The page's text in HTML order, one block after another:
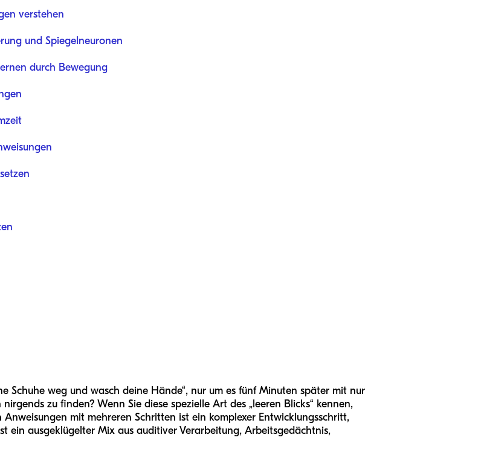
verstehen
und Spiegelneuronen
durch Bewegung
Schuhe weg und wasch deine Hände“, nur um es fünf Minuten später mit nur
zu finden? Wenn Sie diese spezielle Art des „leeren Blicks“ kennen,
mit mehreren Schritten ist ein komplexer Entwicklungsschritt,
ein ausgeklügelter Mix aus auditiver Verarbeitung, Arbeitsgedächtnis,